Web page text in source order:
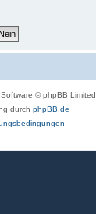
© phpBB Limited
durch phpBB.de